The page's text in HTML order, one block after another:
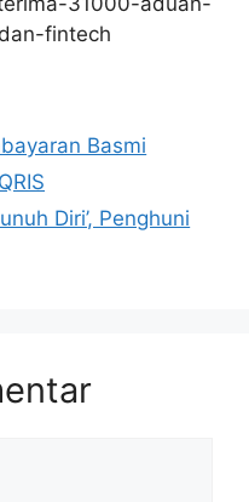
fintech
Basmi
Diri’, Penghuni